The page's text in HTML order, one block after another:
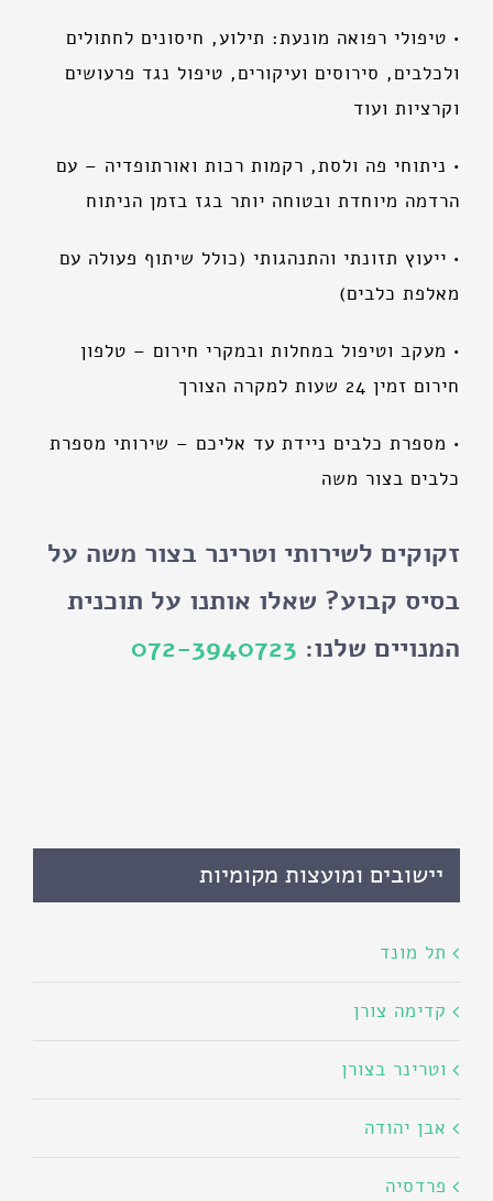
• טיפולי רפואה מונעת: תילוע, חיסונים לחתולים
ולכלבים, סירוסים ועיקורים, טיפול נגד פרעושים
וקרציות ועוד
• ניתוחי פה ולסת, רקמות רכות ואורתופדיה – עם
הרדמה מיוחדת ובטוחה יותר בגז בזמן הניתוח
• ייעוץ תזונתי והתנהגותי (כולל שיתוף פעולה עם
מאלפת כלבים)
• מעקב וטיפול במחלות ובמקרי חירום – טלפון
חירום זמין 24 שעות למקרה הצורך
• מספרת כלבים ניידת עד אליכם – שירותי מספרת
כלבים בצור משה
זקוקים לשירותי וטרינר בצור משה על
בסיס קבוע? שאלו אותנו על תוכנית
המנויים שלנו: 072-3940723
יישובים ומועצות מקומיות
תל מונד
קדימה צורן
וטרינר בצורן
אבן יהודה
פרדסיה